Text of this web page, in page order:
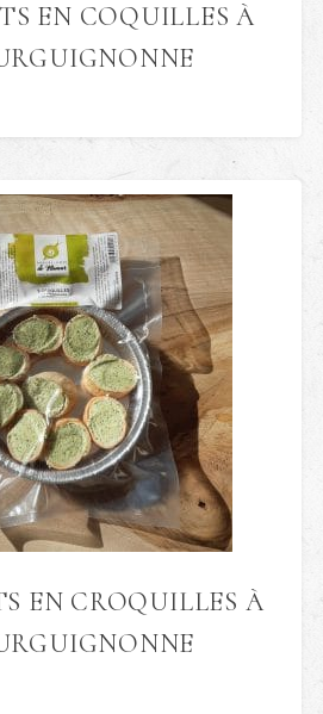
EN COQUILLES À
EN CROQUILLES À